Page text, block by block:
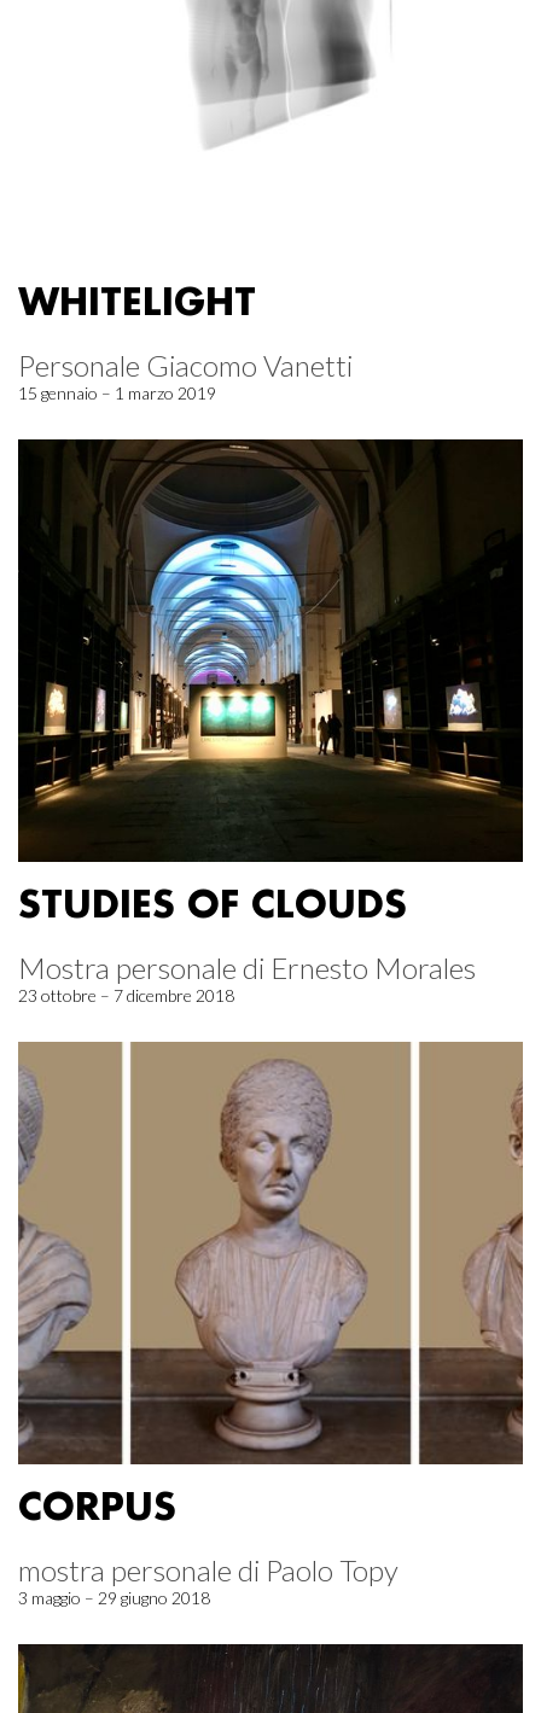
WHITELIGHT
Personale Giacomo Vanetti
15 gennaio – 1 marzo 2019
STUDIES OF CLOUDS
Mostra personale di Ernesto Morales
23 ottobre – 7 dicembre 2018
CORPUS
mostra personale di Paolo Topy
3 maggio – 29 giugno 2018